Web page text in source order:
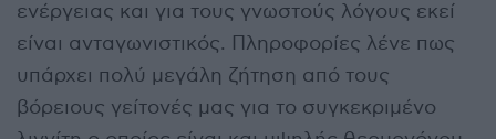
ενέργειας και για τους γνωστούς λόγους εκεί
είναι ανταγωνιστικός. Πληροφορίες λένε πως
υπάρχει πολύ μεγάλη ζήτηση από τους
βόρειους γείτονές μας για το συγκεκριμένο